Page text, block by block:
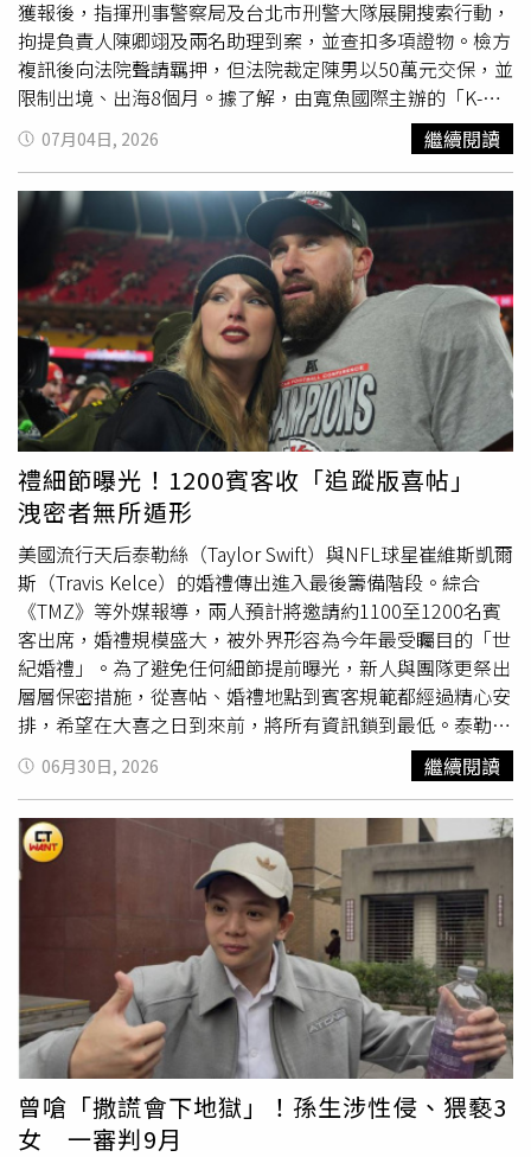
「麵條」借去替兩頭母豬配種，每頭收費人民幣1000元
（約新台幣4100元），不過，「麵條」完成配種返家後，
一度出現大量掉毛、精神不佳等情況，讓他相當擔心，幸好
經過一段時間細心照料後，身體已逐漸恢復，不僅重新長出
濃密毛髮，體重也增加到約200斤（約100公斤），健康狀
況恢復穩定。羅先生表示，「麵條」每天的伙食費僅約人民
幣10元（約新台幣41元），飼養成本並不高，但靠著短影
音平台的流量分潤，加上配種收入，上個月總收入已超過人
民幣2萬元，比自己外出工作的薪資還高，讓他直呼完全沒
想到，當初一時善心收養的小野豬，如今竟成了家裡最會賺
錢的成員。事件曝光後，引發網友熱烈討論，有人笑說「真
正養家的是野豬，不是主人」、「牠把主人當家人，主人把
牠培養成金雞母」、「人家拿你當兄弟，你卻安排牠去賺
錢」，也有人好奇野豬與家豬配種後的後代會是什麼模樣。
不過，專家也提醒，野豬屬於野生動物，成年後力量及警戒
心都相當強，若受到驚嚇或誤認遭受攻擊，仍可能出現攻擊
行為，因此即使從小飼養，也不能掉以輕心，仍須具備專業
知識並做好安全管理。羅先生兩年前收養流浪小野豬「麵
條」，如今不僅成為人氣網紅，還靠配種及短影音流量創造
可觀收入。（圖／翻攝自Ｘ，@yingtan04410735）
獲報後，指揮刑事警察局及台北市刑警大隊展開搜索行動，
拘提負責人陳卿翊及兩名助理到案，並查扣多項證物。檢方
複訊後向法院聲請羈押，但法院裁定陳男以50萬元交保，並
限制出境、出海8個月。據了解，由寬魚國際主辦的「K-
SPARK in KAOHSIUNG 2026」韓星拼盤演唱會，原訂於今
年5月30日舉行，在4月22日僅公開活動形象照、尚未宣布
演出卡司前，社群平台Threads已流傳包括G-DRAGON（權
志龍）及太妍等藝人的演出名單。寬魚國際因此懷疑資訊
與「強妮娛樂」有關，隨即表示已完成蒐證，並將採取法
律行動。檢警追查發現，陳卿翊涉嫌聘請工程師開發及操作
AI搶票程式，鎖定多場熱門演唱會，包括G-DRAGON（權志
龍）、BLACKPINK、Super Junior、BTS、鄧紫棋、五月天
及陳奕迅等藝人的演出，於售票開始後大量購票，再轉售給
下游黃牛，透過社群平台多層轉賣方式獲利。檢警完成蒐證
後，於1日同步搜索相關地點，除拘提陳卿翊等3人外，也查
扣現金新台幣1萬5800元、日幣106萬2000元，以及五月
天、G-DRAGON、ITZY等演唱會門票共53張，另有入場證、
應援小卡、手燈等周邊商品、黑莓卡4張、手機10支及筆記
型電腦1部等證物，全案依涉嫌違反《文化創意產業法》及
偽造文書等罪嫌移送台北地檢署偵辦。檢察官認為陳卿翊涉
案情節重大，且有逃亡及滅證之虞，因此向法院聲請羈押。
不過，台北地方法院審理後認為，陳男涉犯的罪名並非最輕
本刑5年以上重罪，多數犯行距今已有一段時間，且陳男自
始坦承犯行，卷內資料也未顯示有虛偽陳述或刪除重要證據
情形，綜合考量比例原則後，裁定以50萬元交保，並限制出
境、出海8個月。
07月04日, 2026 繼續閱讀
禮細節曝光！1200賓客收「追蹤版喜帖」
洩密者無所遁形
美國流行天后泰勒絲（Taylor Swift）與NFL球星崔維斯凱爾
斯（Travis Kelce）的婚禮傳出進入最後籌備階段。綜合
《TMZ》等外媒報導，兩人預計將邀請約1100至1200名賓
客出席，婚禮規模盛大，被外界形容為今年最受矚目的「世
紀婚禮」。為了避免任何細節提前曝光，新人與團隊更祭出
層層保密措施，從喜帖、婚禮地點到賓客規範都經過精心安
排，希望在大喜之日到來前，將所有資訊鎖到最低。泰勒絲
與崔維斯凱爾斯傳出將舉辦盛大婚禮，預計邀請逾千名賓客
出席，引發全球粉絲關注。據消息人士透露，受邀賓客早已
收到電子邀請函，不過喜帖上並未直接寫出婚禮舉辦地點，
只低調標示「紐約市」及婚禮日期，刻意隱藏外界盛傳的紐
約麥迪遜廣場花園（Madison Square Garden）。此外，每
張喜帖都加入專屬姓名浮水印，同一位受邀者的姓名會重複
嵌入不同位置，一旦有人拍照或將邀請函上傳網路，主辦單
位便能立即追查
外流來源，揪出洩密者。除了邀請函暗藏防
設計，所有受邀賓客還必須簽署電子版保密協議
（NDA）。知情人士表示，這份協議雖然沒有載明違約金，
也未要求賓客放棄肖像權，因此若有人違反約定，並不會面
臨直接的金錢賠償；不過，一旦提前洩露婚禮內容，不僅可
能立即被取消出席資格，更可能失去新人及其他名流好友的
信任，在社交圈付出遠比罰款更高的代價。外媒指出，婚禮
地點盛傳為紐約麥迪遜廣場花園，但截至目前新人尚未正式
06月30日, 2026 繼續閱讀
曾嗆「撒謊會下地獄」！孫生涉性侵、猥褻3
女 一審判9月